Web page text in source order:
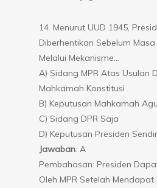
14. Menurut UUD 1945,
Diberhentikan Sebelum
Melalui Mekanisme…
A) Sidang MPR Atas Usulan
Mahkamah Konstitusi
B) Keputusan Mahkamah
C) Sidang DPR Saja
D) Keputusan Presiden
Jawaban: A
Pembahasan: Presiden
Oleh MPR Setelah